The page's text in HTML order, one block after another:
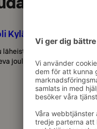
Kylällä
läheistesi kanssa Kolin
jouluohjelma - juuri kuten